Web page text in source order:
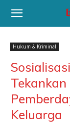
Hukum & Kriminal
Keluarga